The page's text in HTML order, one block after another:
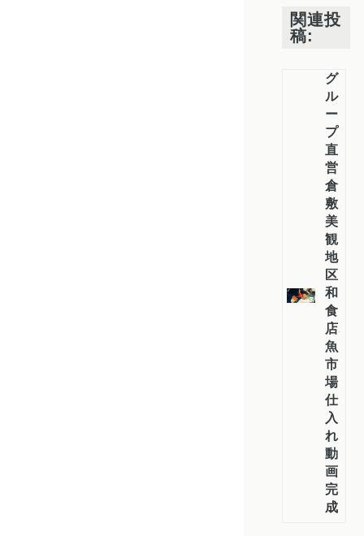
関連投
稿:
グ
ル
ー
プ
直
営
倉
敷
美
観
地
区
和
食
店、
魚
市
場
仕
入
れ
動
画
完
成